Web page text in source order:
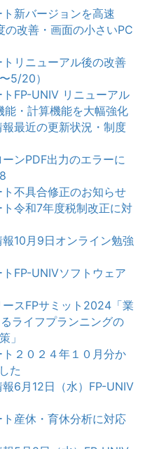
新バージョンを高速
改善・画面の小さいPC
リニューアル後の改善
5/20）
FP-UNIV リニューアル
・計算機能を大幅強化
最近の更新状況・制度
ーンPDF出力のエラーに
不具合修正のお知らせ
令和7年度税制改正に対
10月9日オンライン勉強
FP-UNIVソフトウェア
スFPサミット2024「業
ライフプランニングの
」
２０２４年１０月分か
た
6月12日（水）FP-UNIV
産休・育休分析に対応